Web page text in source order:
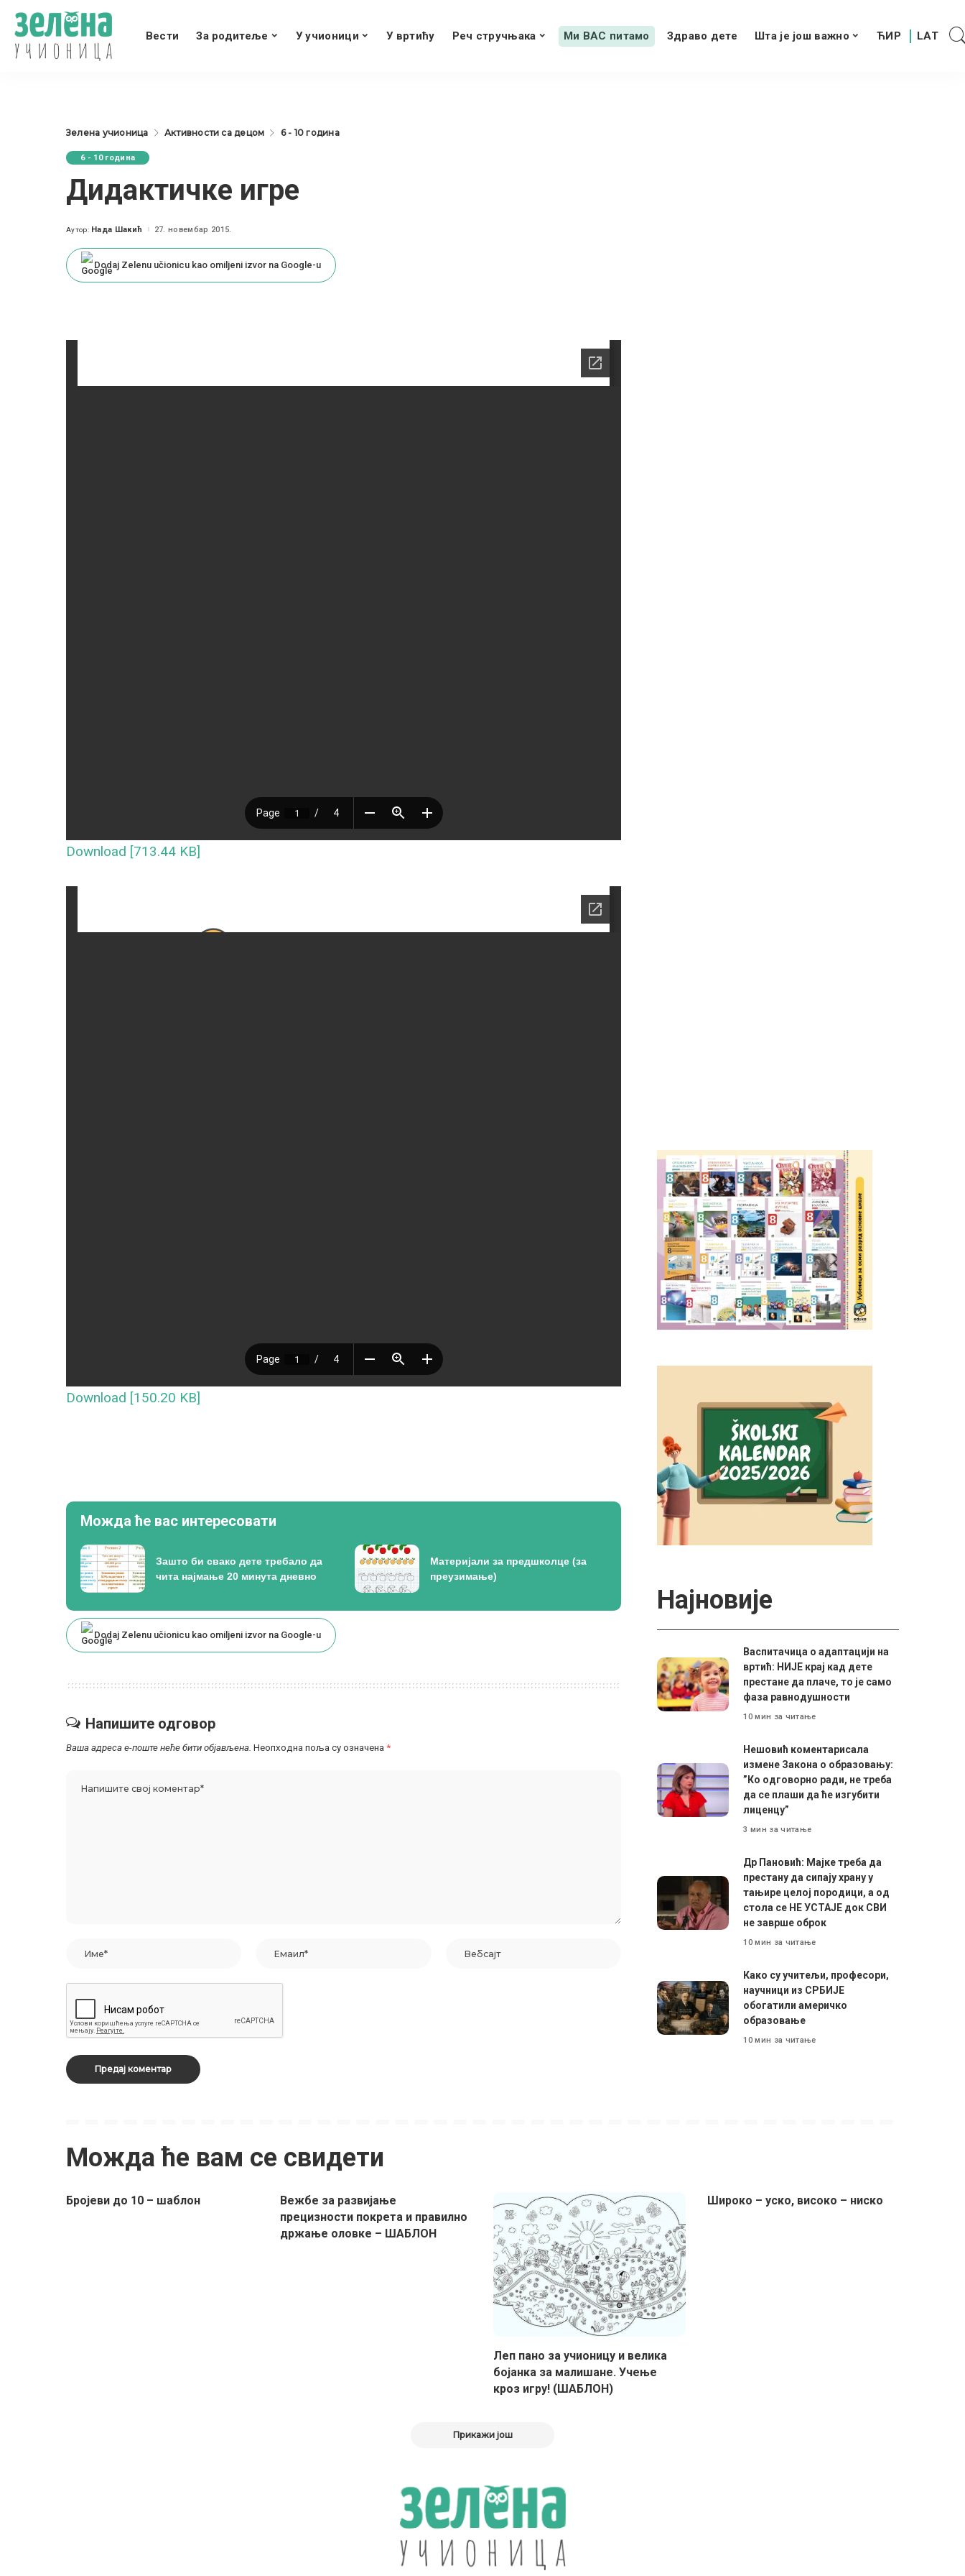
Вести За родитеље У учионици У вртићу Реч стручњака Ми ВАС питамо Здраво дете Шта је још важно
Зелена учионица Активности са децом 6 - 10 година
6 - 10 година
Дидактичке игре
Posted
Аутор: Нада Шакић 27. новембар 2015.
Dodaj Zelenu učionicu kao omiljeni izvor na Google-u
Download [713.44 KB]
Download [150.20 KB]
Можда ће вас интересовати
Зашто би свако дете требало да
чита најмање 20 минута дневно
Материјали за предшколце (за
преузимање)
Dodaj Zelenu učionicu kao omiljeni izvor na Google-u
Напишите одговор
Ваша адреса е-поште неће бити објављена. Неопходна поља су означена *
Најновије
Васпитачица о адаптацији на
вртић: НИЈЕ крај кад дете
престане да плаче, то је само
фаза равнодушности
10 мин за читање
Нешовић коментарисала
измене Закона о образовању:
”Ко одговорно ради, не треба
да се плаши да ће изгубити
лиценцу”
3 мин за читање
Др Пановић: Мајке треба да
престану да сипају храну у
тањире целој породици, а од
стола се НЕ УСТАЈЕ док СВИ
не заврше оброк
10 мин за читање
Како су учитељи, професори,
научници из СРБИЈЕ
обогатили америчко
образовање
10 мин за читање
Можда ће вам се свидети
Бројеви до 10 – шаблон
Вежбе за развијање
прецизности покрета и правилно
држање оловке – ШАБЛОН
Леп пано за учионицу и велика
бојанка за малишане. Учење
кроз игру! (ШАБЛОН)
Широко – уско, високо – ниско
Прикажи још